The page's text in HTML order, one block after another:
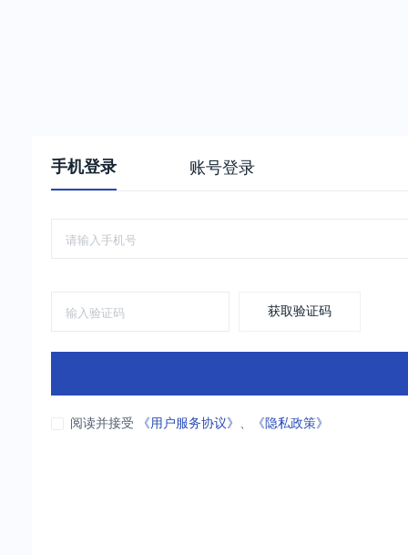
手机登录 账号登录
获取验证码
阅读并接受 《用户服务协议》 、 《隐私政策》